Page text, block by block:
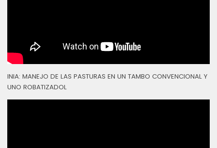
INIA: MANEJO DE LAS PASTURAS EN UN TAMBO CONVENCIONAL Y
UNO ROBATIZADOL